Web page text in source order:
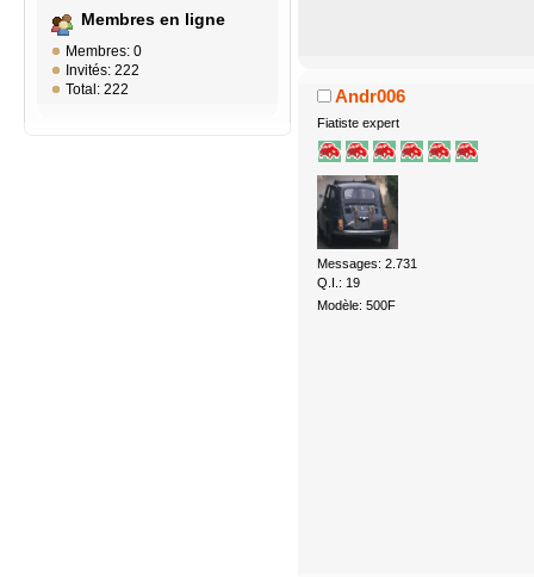
Membres en ligne
Membres: 0
Invités: 222
Total: 222
Andr006
Fiatiste expert
Messages: 2.731
Q.I.: 19
Modèle: 500F